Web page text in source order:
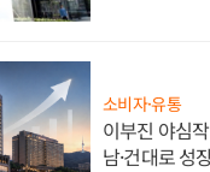
소비자·유통
이부진 야심
남·건대로 성